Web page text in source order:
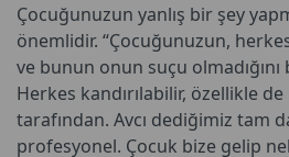
Çocuğunuzun yanlış bir şey
önemlidir. “Çocuğunuzun,
ve bunun onun suçu olmadığını
Herkes kandırılabilir, özellikle
tarafından. Avcı dediğimiz tam
profesyonel. Çocuk bize gelip